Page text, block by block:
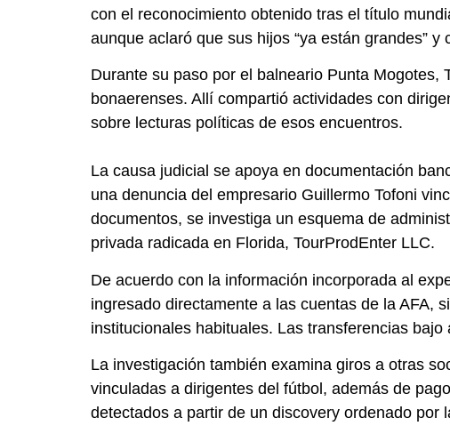
con el reconocimiento obtenido tras el título
aunque aclaró que sus hijos “ya están grandes” y
Durante su paso por el balneario Punta
bonaerenses. Allí compartió actividades con
sobre lecturas políticas de esos encuentros.
La causa judicial se apoya en documentación
una denuncia del empresario Guillermo Tofoni
documentos, se investiga un esquema de
privada radicada en Florida, TourProdEnter LLC.
De acuerdo con la información incorporada al
ingresado directamente a las cuentas de la AFA,
institucionales habituales. Las transferencias
La investigación también examina giros a otras
vinculadas a dirigentes del fútbol, además de
detectados a partir de un discovery ordenado